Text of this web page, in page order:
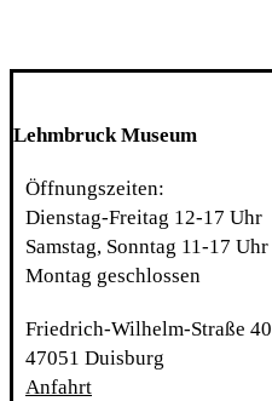
Lehmbruck Museum
Öffnungszeiten:
Dienstag-Freitag 12-17 Uhr
Samstag, Sonntag 11-17 Uhr
Montag geschlossen
Friedrich-Wilhelm-Straße 40
47051 Duisburg
Anfahrt